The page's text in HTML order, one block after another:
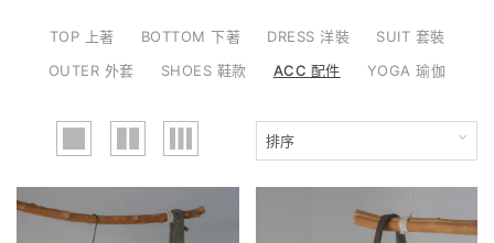
TOP 上著 BOTTOM 下著 DRESS 洋裝
SUIT 套裝
OUTER 外套
SHOES 鞋款 ACC 配件 YOGA 瑜伽